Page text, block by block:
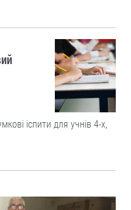
іспити для учнів 4-х,